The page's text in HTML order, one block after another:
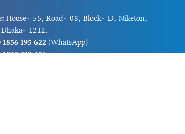
House-55, Road-08, Block-D, Niketon,
1212.
1856 195 622 (WhatsApp)
1869 913 486